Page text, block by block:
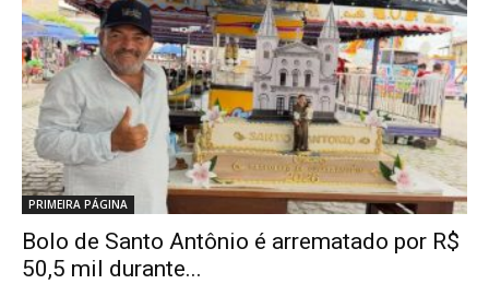
PRIMEIRA PÁGINA
Bolo de Santo Antônio é arrematado por R$
50,5 mil durante...